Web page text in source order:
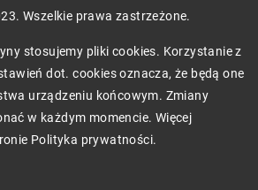
Wszelkie prawa zastrzeżone.
stosujemy pliki cookies. Korzystanie z
dot. cookies oznacza, że będą one
urządzeniu końcowym. Zmiany
w każdym momencie. Więcej
Polityka prywatności.